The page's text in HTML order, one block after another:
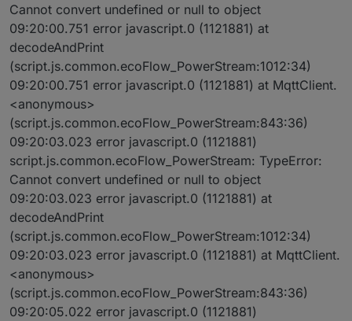
Cannot convert undefined or null to object
09:20:00.751 error javascript.0 (1121881) at
decodeAndPrint
(script.js.common.ecoFlow_PowerStream:1012:34)
09:20:00.751 error javascript.0 (1121881) at MqttClient.
<anonymous>
(script.js.common.ecoFlow_PowerStream:843:36)
09:20:03.023 error javascript.0 (1121881)
script.js.common.ecoFlow_PowerStream: TypeError:
Cannot convert undefined or null to object
09:20:03.023 error javascript.0 (1121881) at
decodeAndPrint
(script.js.common.ecoFlow_PowerStream:1012:34)
09:20:03.023 error javascript.0 (1121881) at MqttClient.
<anonymous>
(script.js.common.ecoFlow_PowerStream:843:36)
09:20:05.022 error javascript.0 (1121881)